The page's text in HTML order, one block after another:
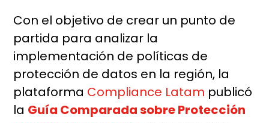
Con el objetivo de crear un punto de
partida para analizar la
implementación de políticas de
protección de datos en la región, la
plataforma Compliance Latam publicó
la Guía Comparada sobre Protección